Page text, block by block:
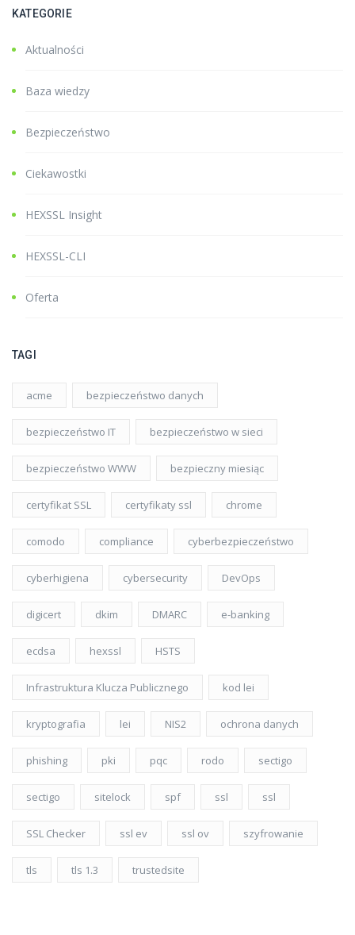
KATEGORIE
Aktualności
Baza wiedzy
Bezpieczeństwo
Ciekawostki
HEXSSL Insight
HEXSSL-CLI
Oferta
TAGI
acme bezpieczeństwo danych
bezpieczeństwo IT bezpieczeństwo w sieci
bezpieczeństwo WWW bezpieczny miesiąc
certyfikat SSL certyfikaty ssl chrome
comodo compliance cyberbezpieczeństwo
cyberhigiena cybersecurity DevOps
digicert dkim DMARC e-banking
ecdsa hexssl HSTS
Infrastruktura Klucza Publicznego kod lei
kryptografia lei NIS2 ochrona danych
phishing pki pqc rodo sectigo
sectigo sitelock spf ssl ssl
SSL Checker ssl ev ssl ov szyfrowanie
tls tls 1.3 trustedsite